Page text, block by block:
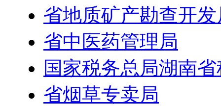
省地质矿产勘查开发
省中医药管理局
国家税务总局湖南
省烟草专卖局